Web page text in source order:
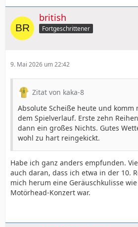
british
Fortgeschrittener
9. Mai 2026 um 22:42
Zitat von kaka-8
Absolute Scheiße heute und
dem Spielverlauf. Erste zehn
dann ein großes Nichts. Gutes
wohl zu hart reingekickt.
Habe ich ganz anders empfunden.
auch daran, dass ich etwa in der 10.
mich herum eine Geräuschkulisse
Motörhead-Konzert war.